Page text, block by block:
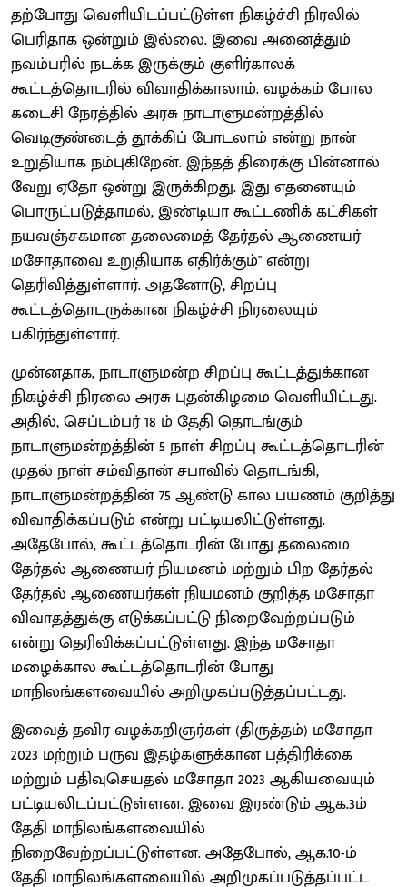
தற்போது வெளியிடப்பட்டுள்ள நிகழ்ச்சி நிரலில்
பெரிதாக ஒன்றும் இல்லை. இவை அனைத்தும்
நவம்பரில் நடக்க இருக்கும் குளிர்காலக்
கூட்டத்தொடரில் விவாதிக்காலாம். வழக்கம் போல
கடைசி நேரத்தில் அரசு நாடாளுமன்றத்தில்
வெடிகுண்டைத் தூக்கிப் போடலாம் என்று நான்
உறுதியாக நம்புகிறேன். இந்தத் திரைக்கு பின்னால்
வேறு ஏதோ ஒன்று இருக்கிறது. இது எதனையும்
பொருட்படுத்தாமல், இண்டியா கூட்டணிக் கட்சிகள்
நயவஞ்சகமான தலைமைத் தேர்தல் ஆணையர்
மசோதாவை உறுதியாக எதிர்க்கும்" என்று
தெரிவித்துள்ளார். அதனோடு, சிறப்பு
கூட்டத்தொடருக்கான நிகழ்ச்சி நிரலையும்
பகிர்ந்துள்ளார்.
முன்னதாக, நாடாளுமன்ற சிறப்பு கூட்டத்துக்கான
நிகழ்ச்சி நிரலை அரசு புதன்கிழமை வெளியிட்டது.
அதில், செப்டம்பர் 18 ம் தேதி தொடங்கும்
நாடாளுமன்றத்தின் 5 நாள் சிறப்பு கூட்டத்தொடரின்
முதல் நாள் சம்விதான் சபாவில் தொடங்கி,
நாடாளுமன்றத்தின் 75 ஆண்டு கால பயணம் குறித்து
விவாதிக்கப்படும் என்று பட்டியலிட்டுள்ளது.
அதேபோல், கூட்டத்தொடரின் போது தலைமை
தேர்தல் ஆணையர் நியமனம் மற்றும் பிற தேர்தல்
தேர்தல் ஆணையர்கள் நியமனம் குறித்த மசோதா
விவாதத்துக்கு எடுக்கப்பட்டு நிறைவேற்றப்படும்
என்று தெரிவிக்கப்பட்டுள்ளது. இந்த மசோதா
மழைக்கால கூட்டத்தொடரின் போது
மாநிலங்களவையில் அறிமுகப்படுத்தப்பட்டது.
இவைத் தவிர வழக்கறிஞர்கள் (திருத்தம்) மசோதா
2023 மற்றும் பருவ இதழ்களுக்கான பத்திரிக்கை
மற்றும் பதிவுசெயதல் மசோதா 2023 ஆகியவையும்
பட்டியலிடப்பட்டுள்ளன. இவை இரண்டும் ஆக.3ம்
தேதி மாநிலங்களவையில்
நிறைவேற்றப்பட்டுள்ளன. அதேபோல், ஆக.10-ம்
தேதி மாநிலங்களவையில் அறிமுகப்படுத்தப்பட்ட